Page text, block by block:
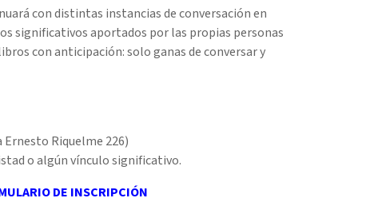
con distintas instancias de conversación en
significativos aportados por las propias personas
con anticipación: solo ganas de conversar y
Riquelme 226)
o algún vínculo significativo.
DE INSCRIPCIÓN